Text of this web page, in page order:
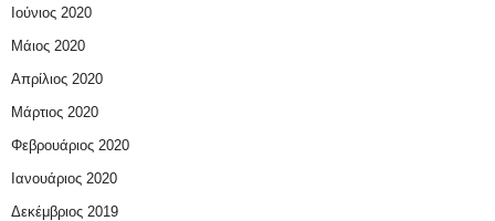
Ιούνιος 2020
Μάιος 2020
Απρίλιος 2020
Μάρτιος 2020
Φεβρουάριος 2020
Ιανουάριος 2020
Δεκέμβριος 2019